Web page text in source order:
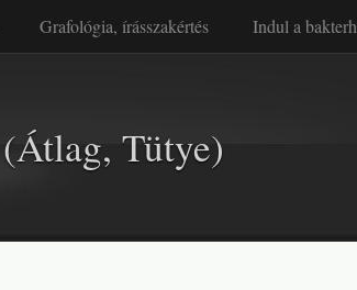
Grafológia, írásszakértés Indul a
Tütye)